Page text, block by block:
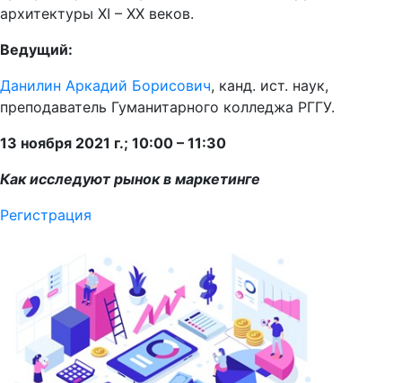
архитектуры XI – XX веков.
Ведущий:
Данилин Аркадий Борисович, канд. ист. наук,
преподаватель Гуманитарного колледжа РГГУ.
13 ноября 2021 г.; 10:00 – 11:30
Как исследуют рынок в маркетинге
Регистрация